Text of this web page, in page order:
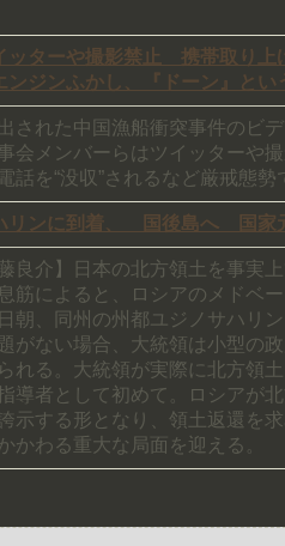
ッターや撮影禁止 携帯取り
ンジンふかし、『ドーン』と
された中国漁船衝突事件のビ
会メンバーらはツイッターや
話を“没収”されるなど厳戒態
リンに到着、 国後島へ 国家
良介】日本の北方領土を事実
筋によると、ロシアのメドベ
朝、同州の州都ユジノサハリ
がない場合、大統領は小型の
れる。大統領が実際に北方領
導者として初めて。ロシアが
示する形となり、領土返還を
かわる重大な局面を迎える。